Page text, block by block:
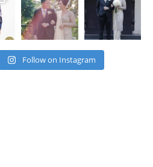
Follow on Instagram